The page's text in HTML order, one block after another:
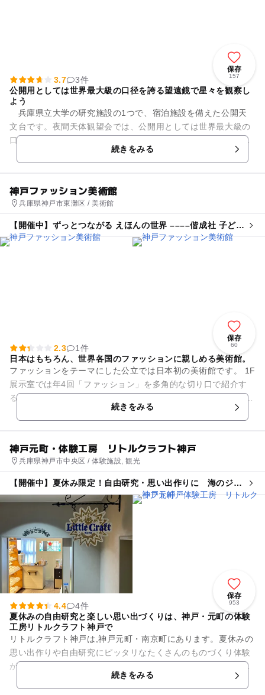
保存
157
3.7
3件
公開用としては世界最大級の口径を誇る望遠鏡で星々を観察し
よう
兵庫県立大学の研究施設の1つで、宿泊施設を備えた公開天
文台です。夜間天体観望会では、公開用としては世界最大級の
口径を誇る望遠鏡「なゆた」を使って、月や惑星、星雲、星団
などが観望できます。平日は...続きをみる
神戸ファッション美術館
兵庫県神戸市東灘区 / 美術館
【開催中】ずっとつながる えほんの世界 ––––偕成社 子ども
の本展
保存
60
2.3
1件
日本はもちろん、世界各国のファッションに親しめる美術館。
ファッションをテーマにした公立では日本初の美術館です。 1F
展示室では年4回「ファッション」を多角的な切り口で紹介す
る特別展示と、18世紀～19世紀の宮廷衣装などの西洋衣装や、
続きをみる
神戸元町・体験工房 リトルクラフト神戸
兵庫県神戸市中央区 / 体験施設, 観光
【開催中】夏休み限定！自由研究・思い出作りに 海のジオ
保存
953
4.4
4件
夏休みの自由研究と楽しい思い出づくりは、神戸・元町の体験
工房リトルクラフト神戸で
リトルクラフト神戸は,神戸元町・南京町にあります。夏休みの
思い出作りや自由研究にピッタリなたくさんのものづくり体験
ができます。、落ち着いた涼し空間で心ゆくまでものづくりを
満喫していただけます。専...続きをみる